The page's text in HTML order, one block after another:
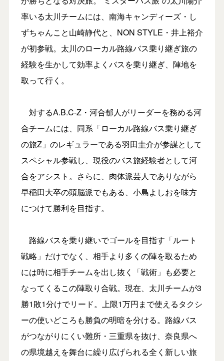
率いる太川チームには、南海キャンディーズ・し
ずちゃんこと山崎静代と、NON STYLE・井上裕介
が初参戦。太川のローカル路線バス乗り継ぎ旅の
経験を生かして効率よくバスを乗り継ぎ、陣地を
取って行く。
対するA.B.C-Z・河合郁⼈がリーダーを務める河
合チームには、同系「ローカル路線バス乗り継ぎ
の旅Z」のレギュラーである羽田圭介が参謀として
スペシャル参戦し、現役のバス旅経験者として河
合をアシスト。さらに、肉体派芸人でありながら
早稲田大卒の頭脳派でもある、小島よしおを味方
につけて勝利を目指す。
路線バスを乗り継いでゴールを目指す「ルート
戦略」だけでなく、相手より多くの陣を取るため
には時に相手チームを出し抜く「戦術」も必要と
なってくるこの陣取り合戦。現在、太川チームが3
勝1敗1分けでリード。上限1万円まで使えるタクシ
ーの使いどころも勝負の明暗を分ける。路線バス
がつながりにくい難所・三重県を抜け、奈良県へ
の県境越えを舞台に繰り広げられる全く新しい旅